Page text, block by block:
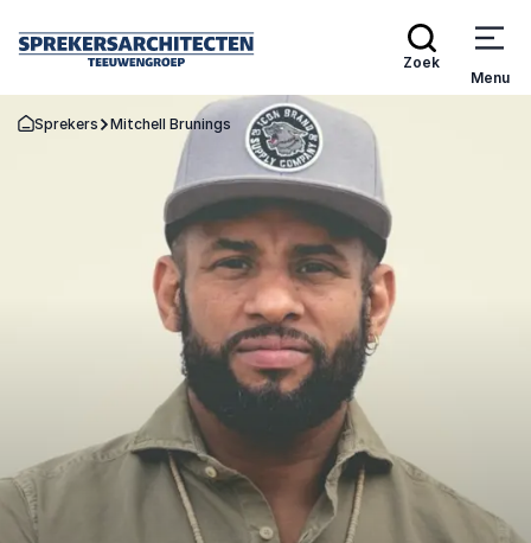
Zoek
Menu
Terug naar de startpagina
Sprekers Mitchell Brunings